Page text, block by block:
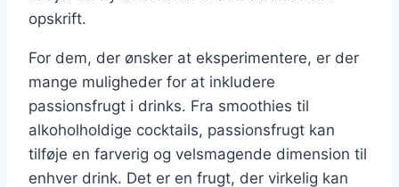
opskrift.
For dem, der ønsker at eksperimentere, er der
mange muligheder for at inkludere
passionsfrugt i drinks. Fra smoothies til
alkoholholdige cocktails, passionsfrugt kan
tilføje en farverig og velsmagende dimension til
enhver drink. Det er en frugt, der virkelig kan